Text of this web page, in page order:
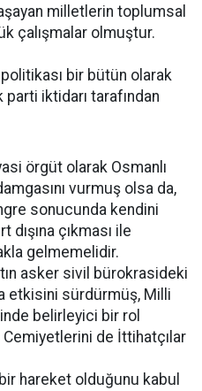
milletlerin toplumsal
çalışmalar olmuştur.
bir bütün olarak
iktidarı tarafından
örgüt olarak Osmanlı
vurmuş olsa da,
sonucunda kendini
çıkması ile
gelmemelidir.
asker sivil bürokrasideki
etkisini sürdürmüş, Milli
belirleyici bir rol
de İttihatçılar
hareket olduğunu kabul